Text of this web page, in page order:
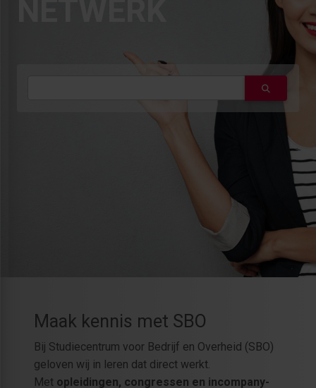
Maak kennis met SBO
Bij Studiecentrum voor Bedrijf en Overheid (SBO)
geloven wij in leren dat direct werkt.
Met opleidingen, congressen en incompany-